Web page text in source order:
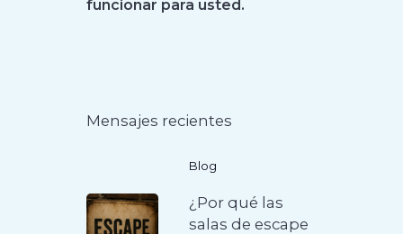
funcionar para usted.
Mensajes recientes
Blog
¿Por qué las
salas de escape